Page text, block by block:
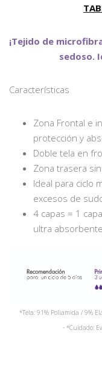
¡Tejido de
sedoso.
Características
Zona Frontal e
protección y
Doble tela en
Zona trasera
Ideal para ciclo
excesos de
4 capas = 1
ultra
*Tela: 91% Poliamida / 9%
- *Cuidado: